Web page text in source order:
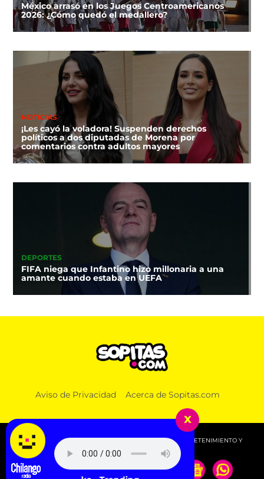
México arrasó en los Juegos Centroamericanos
2026: ¿Cómo quedó el medallero?
NOTICIAS
¡Les cayó la voladora! Suspenden derechos
políticos a dos diputadas de Morena por
comentarios contra adultos mayores
DEPORTES
FIFA niega que Infantino hizo millonaria a una
amante cuando estaba en UEFA
Aviso de Privacidad Acerca de Sopitas.com
© 2026 SOPITAS.COM - MÚSICA, NOTICIAS, DEPORTES, ENTRETENIMIENTO Y
MÁS!.
x